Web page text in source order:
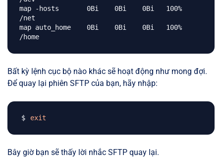
map -hosts       0Bi    0Bi    0Bi   100%
/net
map auto_home    0Bi    0Bi    0Bi   100%
Bất kỳ lệnh cục bộ nào khác sẽ hoạt động như mong đợi.
Để quay lại phiên SFTP của bạn, hãy nhập:
exit
Bây giờ bạn sẽ thấy lời nhắc SFTP quay lại.